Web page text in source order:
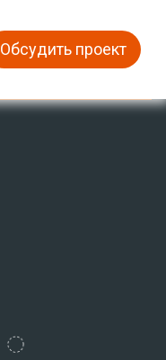
Обсудить проект